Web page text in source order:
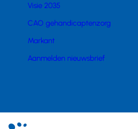
Visie 2035
CAO gehandicaptenzorg
Markant
Aanmelden nieuwsbrief